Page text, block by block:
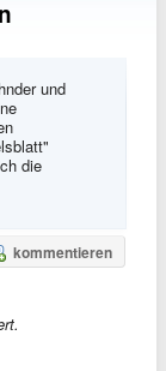
und
die
kommentieren